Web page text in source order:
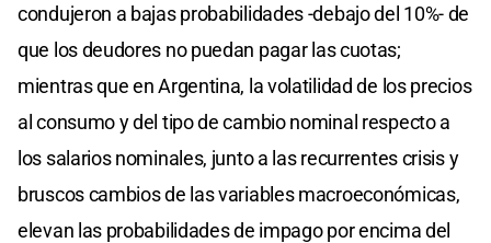
condujeron a bajas probabilidades -debajo del 10%- de
que los deudores no puedan pagar las cuotas;
mientras que en Argentina, la volatilidad de los precios
al consumo y del tipo de cambio nominal respecto a
los salarios nominales, junto a las recurrentes crisis y
bruscos cambios de las variables macroeconómicas,
elevan las probabilidades de impago por encima del